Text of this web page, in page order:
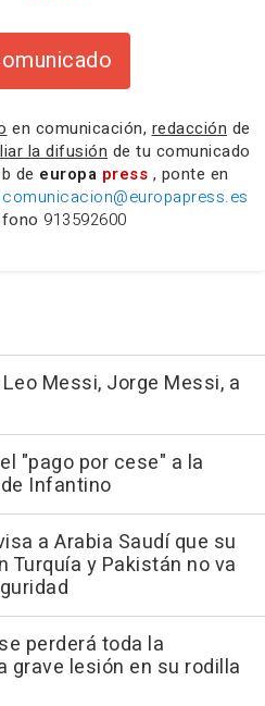
en comunicación, redacción de
la difusión de tu comunicado
de europa press , ponte en
comunicacion@europapress.es
913592600
Messi, Jorge Messi, a
"pago por cese" a la
Infantino
a Arabia Saudí que su
Turquía y Pakistán no va
perderá toda la
grave lesión en su rodilla